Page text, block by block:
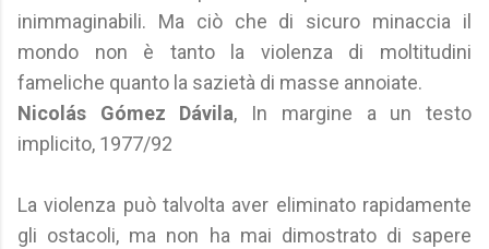
inimmaginabili. Ma ciò che di sicuro minaccia il
mondo non è tanto la violenza di moltitudini
fameliche quanto la sazietà di masse annoiate.
Nicolás Gómez Dávila, In margine a un testo
implicito, 1977/92
La violenza può talvolta aver eliminato rapidamente
gli ostacoli, ma non ha mai dimostrato di sapere